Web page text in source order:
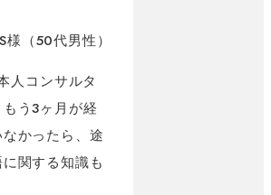
様（50代男性）
人コンサルタ
う3ヶ月が経
かったら、途
関する知識も